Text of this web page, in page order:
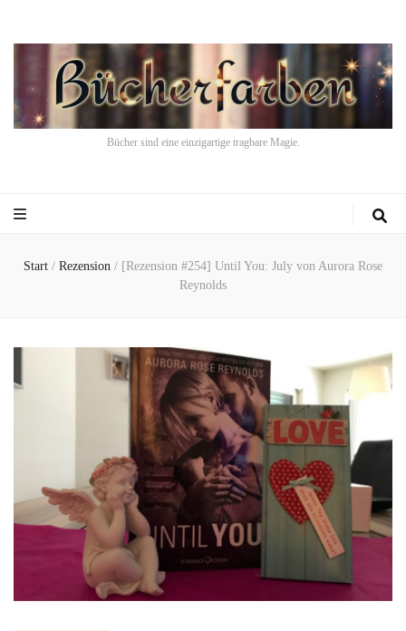
Bücher sind eine einzigartige tragbare Magie.
Start / Rezension / [Rezension #254] Until You: July von Aurora Rose
Reynolds